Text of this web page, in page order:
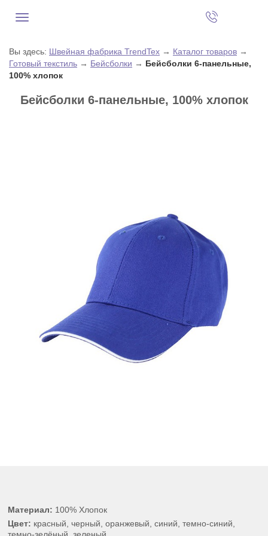
Вы здесь: Швейная фабрика TrendTex → Каталог товаров →
Готовый текстиль → Бейсболки → Бейсболки 6-панельные,
100% хлопок
Бейсболки 6-панельные, 100% хлопок
Материал: 100% Хлопок
Цвет: красный, черный, оранжевый, синий, темно-синий,